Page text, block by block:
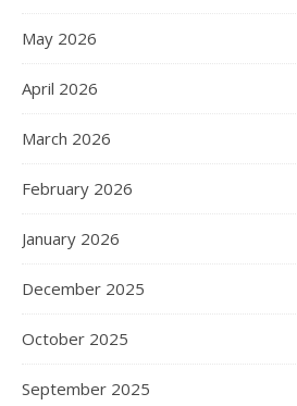
May 2026
April 2026
March 2026
February 2026
January 2026
December 2025
October 2025
September 2025